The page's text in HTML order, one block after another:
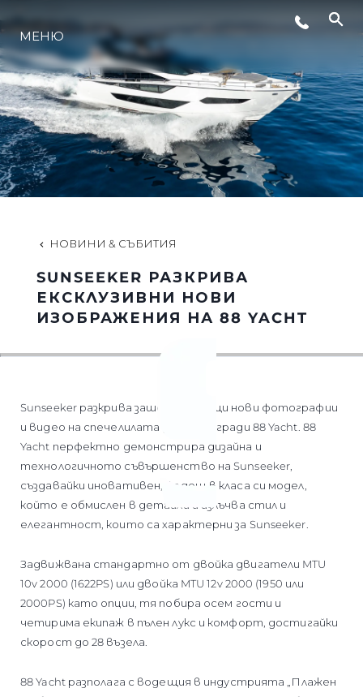
ЛАЙФСТАЙЛ
ИНОВАЦИЯ
КОМПАНИЯТА
ЕКИПЪТ
НАСЛЕДСТВО
ОЦЕНЕТЕ ВАШАТА ЯХТА
МЕНЮ
НОВИНИ & СЪБИТИЯ
SUNSEEKER РАЗКРИВА
ЕКСКЛУЗИВНИ НОВИ
ИЗОБРАЖЕНИЯ НА 88 YACHT
Sunseeker разкрива зашеметяващи нови фотографии
и видео на спечелилата доста награди 88 Yacht. 88
Yacht перфектно демонстрира дизайна и
технологичното съвършенство на Sunseeker,
създавайки иновативен, водещ в класа си модел,
който е обмислен в детайли и излъчва стил и
елегантност, които са характерни за Sunseeker.
Задвижвана стандартно от двойка двигатели MTU
10v 2000 (1622PS) или двойка MTU 12v 2000 (1950 или
2000PS) като опции, тя побира осем гости и
четирима екипаж в пълен лукс и комфорт, достигайки
скорост до 28 възела.
88 Yacht разполага с водещия в индустрията „Плажен